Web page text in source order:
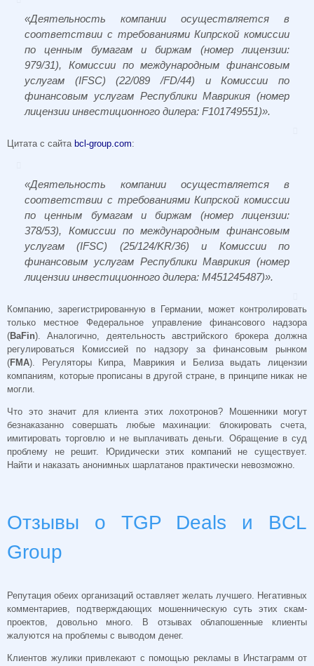
«Деятельность компании осуществляется в
соответствии с требованиями Кипрской комиссии
по ценным бумагам и биржам (номер лицензии:
979/31), Комиссии по международным финансовым
услугам (IFSC) (22/089 /FD/44) и Комиссии по
финансовым услугам Республики Маврикия (номер
лицензии инвестиционного дилера: F101749551)».
Цитата с сайта bcl-group.com:
«Деятельность компании осуществляется в
соответствии с требованиями Кипрской комиссии
по ценным бумагам и биржам (номер лицензии:
378/53), Комиссии по международным финансовым
услугам (IFSC) (25/124/KR/36) и Комиссии по
финансовым услугам Республики Маврикия (номер
лицензии инвестиционного дилера: М451245487)».
Компанию, зарегистрированную в Германии, может контролировать
только местное Федеральное управление финансового надзора
(BaFin). Аналогично, деятельность австрийского брокера должна
регулироваться Комиссией по надзору за финансовым рынком
(FMA). Регуляторы Кипра, Маврикия и Белиза выдать лицензии
компаниям, которые прописаны в другой стране, в принципе никак не
могли.
Что это значит для клиента этих лохотронов? Мошенники могут
безнаказанно совершать любые махинации: блокировать счета,
имитировать торговлю и не выплачивать деньги. Обращение в суд
проблему не решит. Юридически этих компаний не существует.
Найти и наказать анонимных шарлатанов практически невозможно.
Отзывы о TGP Deals и BCL
Group
Репутация обеих организаций оставляет желать лучшего. Негативных
комментариев, подтверждающих мошенническую суть этих скам-
проектов, довольно много. В отзывах облапошенные клиенты
жалуются на проблемы с выводом денег.
Клиентов жулики привлекают с помощью рекламы в Инстаграмм от